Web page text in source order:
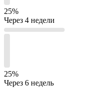
25%
Через 4 недели
25%
Через 6 недель